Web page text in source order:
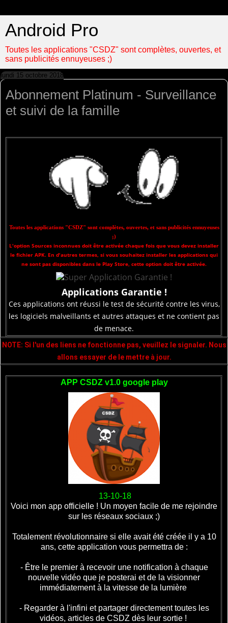
Android Pro
Toutes les applications "CSDZ" sont complètes, ouvertes, et
sans publicités ennuyeuses ;)
lundi 15 octobre 2018
Abonnement Platinum - Surveillance
et suivi de la famille
Toutes les applications "CSDZ" sont complètes, ouvertes, et sans publicités ennuyeuses
;)
L'option Sources inconnues doit être activée chaque fois que vous devez installer
le fichier APK. En d'autres termes, si vous souhaitez installer les applications qui
ne sont pas disponibles dans le Play Store, cette option doit être activée.
Applications Garantie !
Ces applications ont réussi le test de sécurité contre les virus,
les logiciels malveillants et autres attaques et ne contient pas
de menace.
NOTE: Si l'un des liens ne fonctionne pas, veuillez le signaler. Nous
allons essayer de le mettre à jour.
APP CSDZ v1.0 google play
13-10-18
Voici mon app officielle ! Un moyen facile de me rejoindre
sur les réseaux sociaux ;)
Totalement révolutionnaire si elle avait été créée il y a 10
ans, cette application vous permettra de :
- Être le premier à recevoir une notification à chaque
nouvelle vidéo que je posterai et de la visionner
immédiatement à la vitesse de la lumière
- Regarder à l'infini et partager directement toutes les
vidéos, articles de CSDZ dès leur sortie !